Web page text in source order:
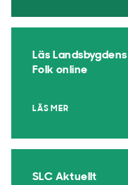
Läs Landsbygdens
Folk online
LÄS MER
SLC Aktuellt